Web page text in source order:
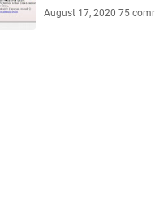
August 17, 2020 75